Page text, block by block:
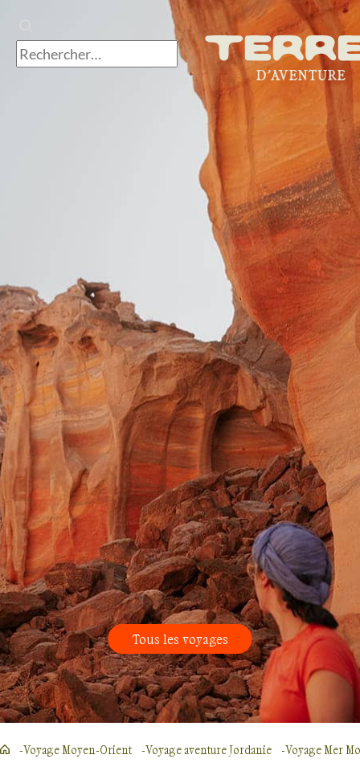
Tous les voyages
Voyage Moyen-Orient Voyage aventure Jordanie Voyage Mer